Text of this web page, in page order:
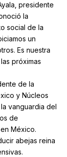
presidente
la
social de la
un
Es nuestra
próximas
de la
y Núcleos
vanguardia del
de
México.
abejas reina